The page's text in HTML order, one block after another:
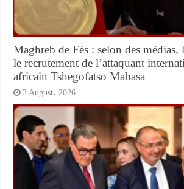
Maghreb de Fès : selon des
le recrutement de l’attaquant
africain Tshegofatso Mabasa
3 August، 2026